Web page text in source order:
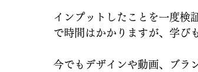
インプットしたことを一度検
で時間はかかりますが、学び
今でもデザインや動画、ブラ